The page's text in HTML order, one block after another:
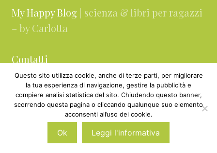
My Happy Blog | scienza & libri per ragazzi
– by Carlotta
Contatti
About
Collaborazioni & Media Kit
Privacy & cookie policy
Questo sito utilizza cookie, anche di terze parti, per migliorare
la tua esperienza di navigazione, gestire la pubblicità e
compiere analisi statistica del sito. Chiudendo questo banner,
scorrendo questa pagina o cliccando qualunque suo elemento
acconsenti all’uso dei cookie.
Ok Leggi l'informativa